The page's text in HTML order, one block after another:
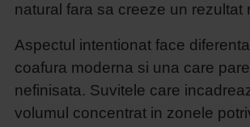
natural fara sa creeze un rezultat
Aspectul intentionat face
coafura moderna si una care
nefinisata. Suvitele care
volumul concentrat in zonele